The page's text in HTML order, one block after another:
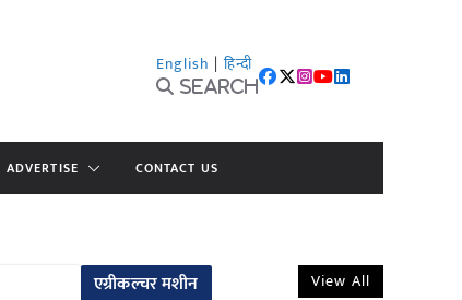
English | हिन्दी
Search
ADVERTISE CONTACT US
एग्रीकल्चर मशीन View All